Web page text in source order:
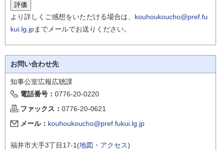
より詳しくご感想をいただける場合は、 kouhoukoucho@pref.fu
kui.lg.jpまでメールでお送りください。
お問い合わせ先
知事公室広報広聴課
電話番号： 0776-20-0220
ファックス： 0776-20-0621
メール： kouhoukoucho@pref.fukui.lg.jp
福井市大手3丁目17-1(地図・アクセス)